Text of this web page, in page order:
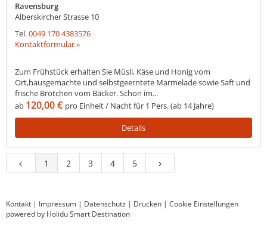
Ravensburg
Alberskircher Strasse 10
Tel.0049 170 4383576
Kontaktformular »
Zum Frühstück erhalten Sie Müsli, Käse und Honig vom
Ort,hausgemachte und selbstgeerntete Marmelade sowie Saft und
frische Brötchen vom Bäcker. Schon im...
ab 120,00 € pro Einheit / Nacht für 1 Pers. (ab 14 Jahre)
Details
1 2 3 4 5
Kontakt | Impressum | Datenschutz | Drucken | Cookie Einstellungen
powered by Holidu Smart Destination